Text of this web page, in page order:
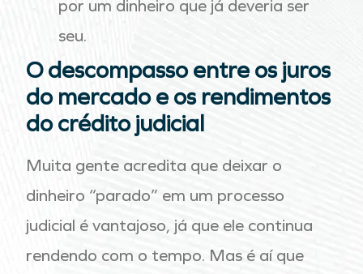
por um dinheiro que já deveria ser
seu.
O descompasso entre os juros
do mercado e os rendimentos
do crédito judicial
Muita gente acredita que deixar o
dinheiro “parado” em um processo
judicial é vantajoso, já que ele continua
rendendo com o tempo. Mas é aí que